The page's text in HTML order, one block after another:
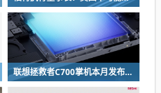
联想拯救者C700掌机本月发布：掌中玩3A 畅玩9小时不插电